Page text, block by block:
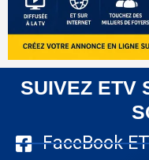
SUIVEZ ETV
FaceBook